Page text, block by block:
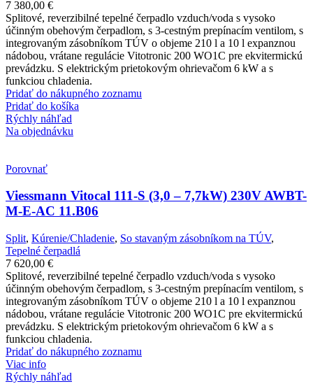
7 380,00 €
Splitové, reverzibilné tepelné čerpadlo vzduch/voda s vysoko
účinným obehovým čerpadlom, s 3-cestným prepínacím ventilom, s
integrovaným zásobníkom TÚV o objeme 210 l a 10 l expanznou
nádobou, vrátane regulácie Vitotronic 200 WO1C pre ekvitermickú
prevádzku. S elektrickým prietokovým ohrievačom 6 kW a s
funkciou chladenia.
Pridať do nákupného zoznamu
Pridať do košíka
Rýchly náhľad
Na objednávku
Porovnať
Viessmann Vitocal 111-S (3,0 – 7,7kW) 230V AWBT-
M-E-AC 11.B06
Split, Kúrenie/Chladenie, So stavaným zásobníkom na TÚV,
Tepelné čerpadlá
7 620,00 €
Splitové, reverzibilné tepelné čerpadlo vzduch/voda s vysoko
účinným obehovým čerpadlom, s 3-cestným prepínacím ventilom, s
integrovaným zásobníkom TÚV o objeme 210 l a 10 l expanznou
nádobou, vrátane regulácie Vitotronic 200 WO1C pre ekvitermickú
prevádzku. S elektrickým prietokovým ohrievačom 6 kW a s
funkciou chladenia.
Pridať do nákupného zoznamu
Viac info
Rýchly náhľad